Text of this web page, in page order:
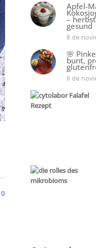
0
Apfel-
–
gesund
8 de
🌸
bunt,
8 de